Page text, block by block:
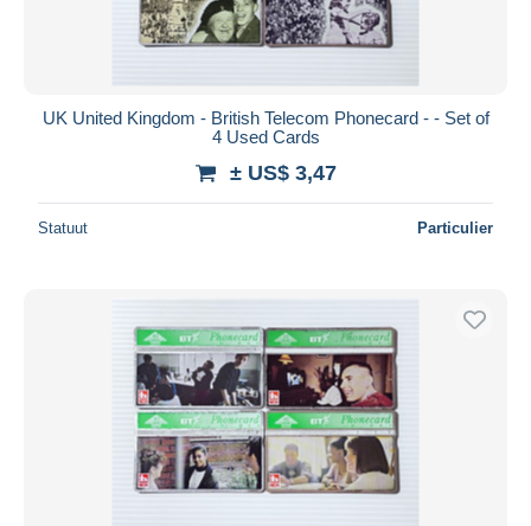
UK United Kingdom - British Telecom Phonecard - - Set of
4 Used Cards
± US$ 3,47
Statuut Particulier